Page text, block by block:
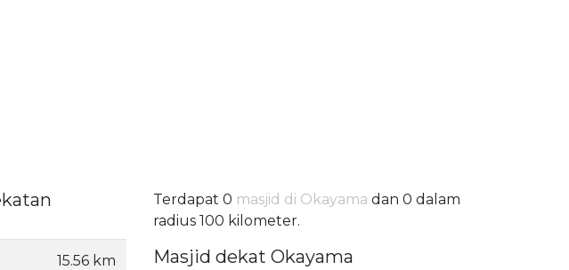
15.56 km
Terdapat 0 masjid di Okayama dan 0 dalam
radius 100 kilometer.
Masjid dekat Okayama